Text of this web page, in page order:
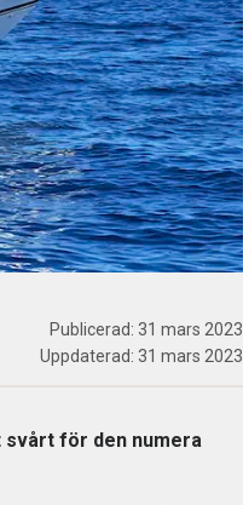
Publicerad: 31 mars 2023
Uppdaterad: 31 mars 2023
svårt för den numera